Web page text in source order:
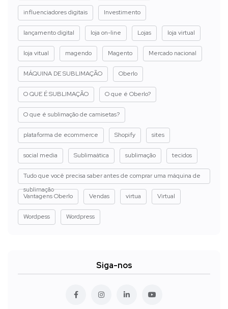
influenciadores digitais Investimento
lançamento digital loja on-line Lojas loja virtual
loja vitual magendo Magento Mercado nacional
MÁQUINA DE SUBLIMAÇÃO Oberlo
O QUE É SUBLIMAÇÃO O que é Oberlo?
O que é sublimação de camisetas?
plataforma de ecommerce Shopify sites
social media Sublimaática sublimação tecidos
Tudo que você precisa saber antes de comprar uma máquina de
sublimação
Vantagens Oberlo
Vendas virtua Virtual
Wordpess Wordpress
Siga-nos